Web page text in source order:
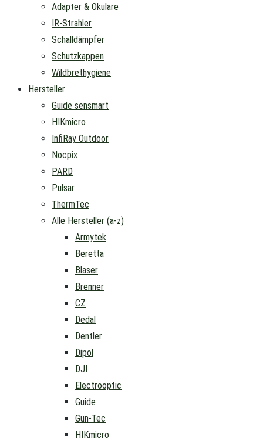
Adapter & Okulare
IR-Strahler
Schalldämpfer
Schutzkappen
Wildbrethygiene
Hersteller
Guide sensmart
HIKmicro
InfiRay Outdoor
Nocpix
PARD
Pulsar
ThermTec
Alle Hersteller (a-z)
Armytek
Beretta
Blaser
Brenner
CZ
Dedal
Dentler
Dipol
DJI
Electrooptic
Guide
Gun-Tec
HIKmicro